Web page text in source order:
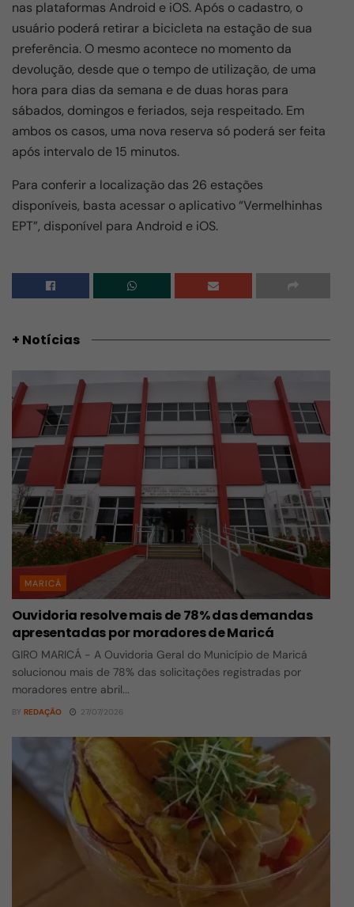
nas plataformas Android e iOS. Após o cadastro, o
usuário poderá retirar a bicicleta na estação de sua
preferência. O mesmo acontece no momento da
devolução, desde que o tempo de utilização, de uma
hora para dias da semana e de duas horas para
sábados, domingos e feriados, seja respeitado. Em
ambos os casos, uma nova reserva só poderá ser feita
após intervalo de 15 minutos.
Para conferir a localização das 26 estações
disponíveis, basta acessar o aplicativo “Vermelhinhas
EPT”, disponível para Android e iOS.
+ Notícias
MARICÁ
Ouvidoria resolve mais de 78% das demandas
apresentadas por moradores de Maricá
GIRO MARICÁ - A Ouvidoria Geral do Município de Maricá
solucionou mais de 78% das solicitações registradas por
moradores entre abril...
BY REDAÇÃO 27/07/2026